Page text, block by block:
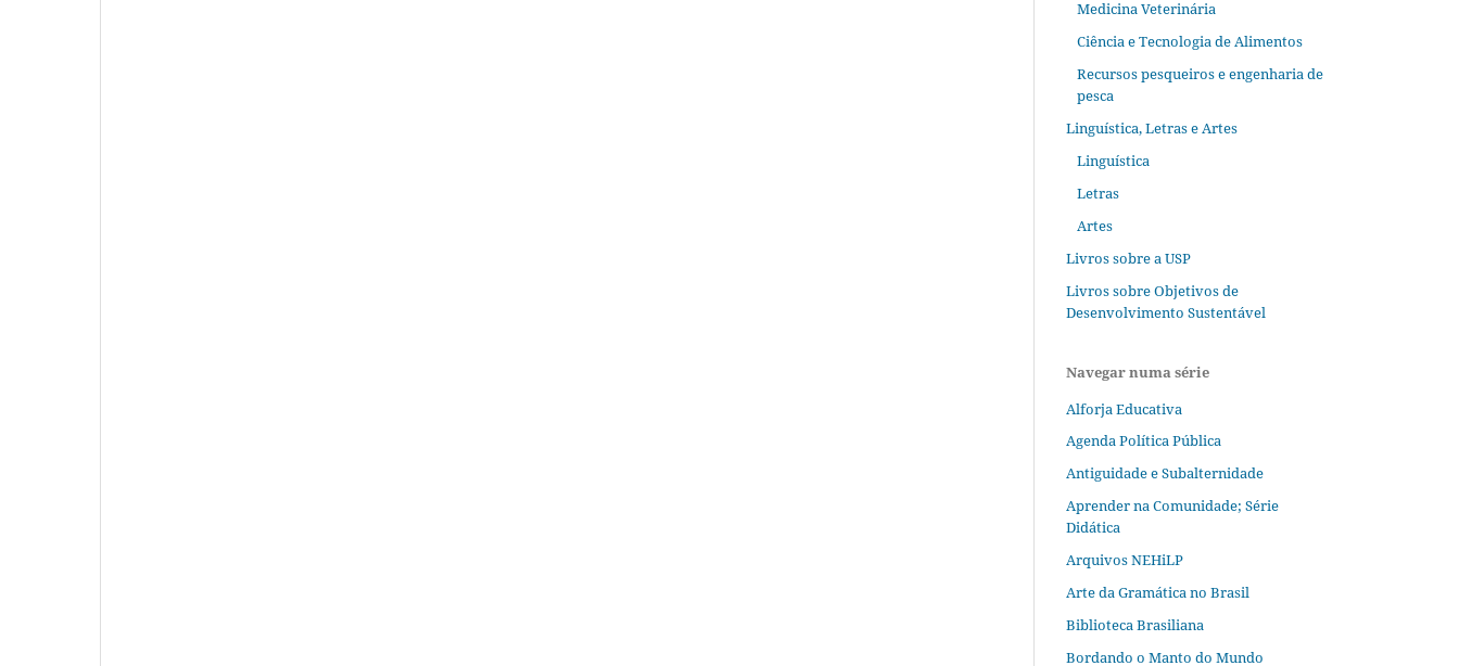
Medicina Veterinária
Ciência e Tecnologia de Alimentos
Recursos pesqueiros e engenharia de
pesca
Linguística, Letras e Artes
Linguística
Letras
Artes
Livros sobre a USP
Livros sobre Objetivos de
Desenvolvimento Sustentável
Navegar numa série
Alforja Educativa
Agenda Política Pública
Antiguidade e Subalternidade
Aprender na Comunidade; Série
Didática
Arquivos NEHiLP
Arte da Gramática no Brasil
Biblioteca Brasiliana
Bordando o Manto do Mundo